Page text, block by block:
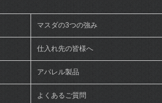
マスダの3つの強み
仕入れ先の皆様へ
アパレル製品
よくあるご質問